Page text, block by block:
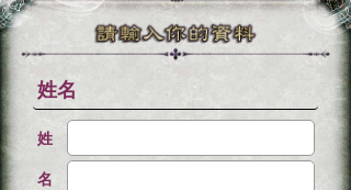
姓名
姓
名